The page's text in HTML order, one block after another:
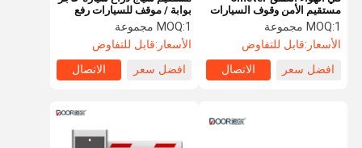
بوابة / موقف للسيارات رفع
بوابة AC220V / AC110V
MOQ:1 مجموعة
الأسعار:قابل للتفاوض
افضل سعر
الاتصال
مستقيم الأمن وقوف السيارات
الحاجز بوابة بوم بوابة 120W
MOQ:1 مجموعة
الأسعار:قابل للتفاوض
افضل سعر
الاتصال